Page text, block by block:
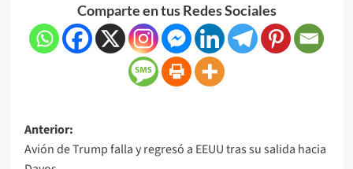
Comparte en tus Redes Sociales
Anterior:
Avión de Trump falla y regresó a EEUU tras su salida hacia